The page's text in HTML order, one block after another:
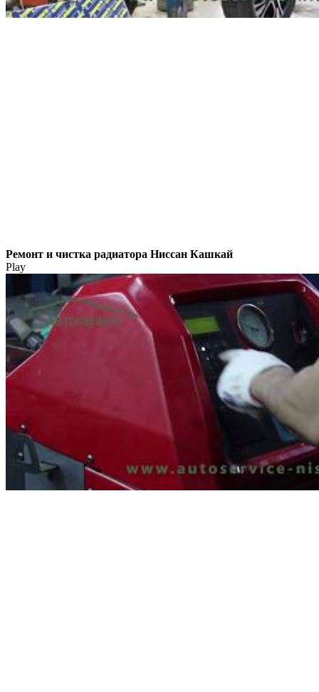
Ремонт и чистка радиатора Ниссан Кашкай
Play